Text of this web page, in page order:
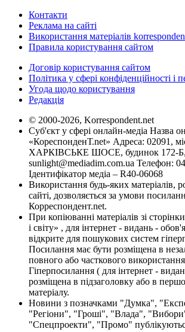
Контакти
Реклама на сайті
Використання матеріалів
Правила користування сайтом
Договір користування сайтом
Політика у сфері конфіденційності і
Угода щодо користування
Редакція
© 2000-2026, Korrespondent.net
Суб'єкт у сфері онлайн-медіа Назва
«КореспонденТ.net» Адреса: 02091,
ХАРКІВСЬКЕ ШОСЕ, будинок 172-Б,
sunlight@mediadim.com.ua Телефон:
Ідентифікатор медіа – R40-06068
Використання будь-яких матеріалів,
сайті, дозволяється за умови
Корреспондент.net.
При копіюванні матеріалів зі
і світу» , для інтернет - видань -
відкрите для пошукових систем
Посилання має бути розміщена в
повного або часткового використання
Гіперпосилання ( для інтернет -
розміщена в підзаголовку або в
матеріалу.
Новини з позначками "Думка",
"Регіони", "Гроші", "Влада",
"Спецпроекти", "Промо"